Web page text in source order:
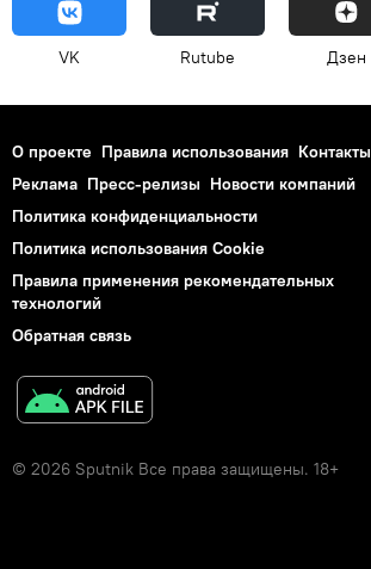
VK Rutube Дзен
О проекте Правила использования Контакты
Реклама Пресс-релизы Новости компаний
Политика конфиденциальности
Политика использования Cookie
Правила применения рекомендательных
технологий
Обратная связь
© 2026 Sputnik Все права защищены. 18+